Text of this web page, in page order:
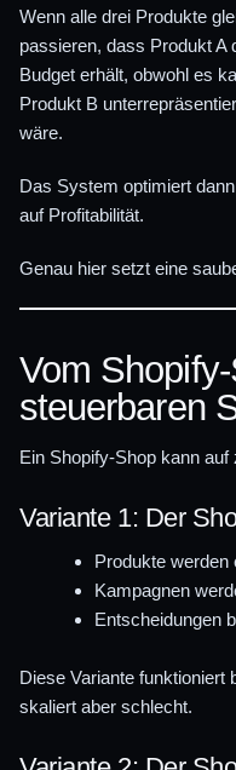
Wenn alle drei Produkte
passieren, dass Produkt A
Budget erhält, obwohl es
Produkt B
wäre.
Das System optimiert
auf Profitabilität.
Genau hier setzt eine
Vom
steuerbaren
Ein Shopify-Shop kann
Variante 1: Der
Produkte werden
Kampagnen
Entscheidungen
Diese Variante funktioniert
skaliert aber schlecht.